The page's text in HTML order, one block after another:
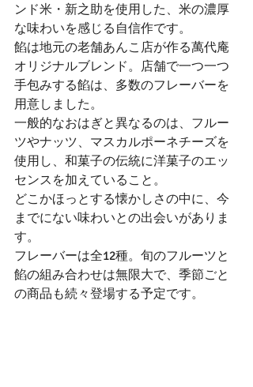
ンド米・新之助を使用した、米の濃厚
な味わいを感じる自信作です。
餡は地元の老舗あんこ店が作る萬代庵
オリジナルブレンド。店舗で一つ一つ
手包みする餡は、多数のフレーバーを
用意しました。
一般的なおはぎと異なるのは、フルー
ツやナッツ、マスカルポーネチーズを
使用し、和菓子の伝統に洋菓子のエッ
センスを加えていること。
どこかほっとする懐かしさの中に、今
までにない味わいとの出会いがありま
す。
フレーバーは全12種。旬のフルーツと
餡の組み合わせは無限大で、季節ごと
の商品も続々登場する予定です。